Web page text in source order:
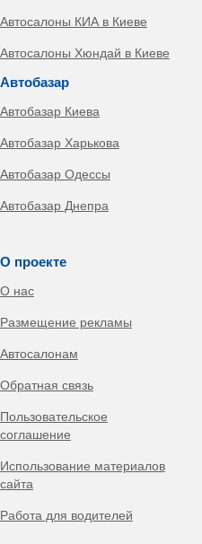
Автосалоны КИА в Киеве
Автосалоны Хюндай в Киеве
Автобазар
Автобазар Киева
Автобазар Харькова
Автобазар Одессы
Автобазар Днепра
О проекте
О нас
Размещение рекламы
Автосалонам
Обратная связь
Пользовательское
соглашение
Использование материалов
сайта
Работа для водителей